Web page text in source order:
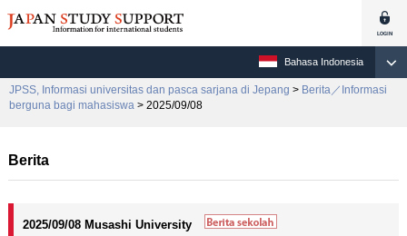
Bahasa Indonesia
JPSS, Informasi universitas dan pasca sarjana di Jepang > Berita／Informasi
berguna bagi mahasiswa > 2025/09/08
Berita
2025/09/08 Musashi University